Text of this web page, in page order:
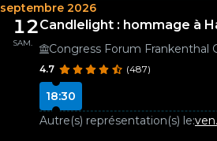
septembre 2026
12
SAM.
Candlelight : hommage à
Congress Forum Frankenthal
4.7 (487)
18:30
Autre(s) représentation(s) le: